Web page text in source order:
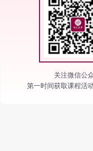
关注微信公
第一时间获取课程活